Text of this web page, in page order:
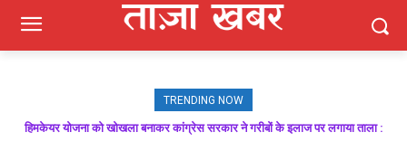
TRENDING NOW
हिमकेयर योजना को खोखला बनाकर कांग्रेस सरकार ने गरीबों के इलाज पर लगाया ताला :
मजबूत बूथ ही भाजपा की जीत की गारंटी, आगामी विधानसभा चुनाव में बूथ प्रबंधन निभाएगा